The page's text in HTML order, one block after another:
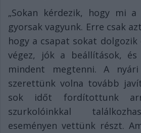
„Sokan kérdezik, hogy mi
gyorsak vagyunk. Erre csak
hogy a csapat sokat
végez, jók a beállítások,
mindent megtenni. A
szerettünk volna tovább
sok időt fordítottunk
szurkolóinkkal
eseményen vettünk részt.